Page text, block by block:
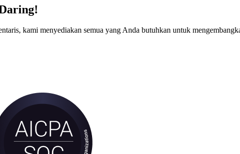
kami menyediakan semua yang Anda butuhkan untuk